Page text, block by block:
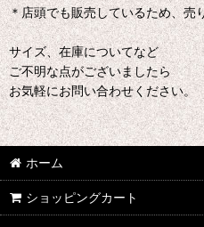
＊店頭でも販売しているため、売
サイズ、在庫についてなど
ご不明な点がございましたら
お気軽にお問い合わせください。
ホーム
ショッピングカート